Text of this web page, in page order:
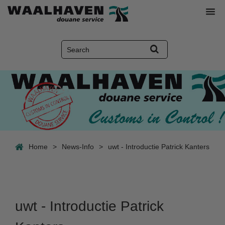
Home > News-Info > uwt - Introductie Patrick Kanters
uwt - Introductie Patrick